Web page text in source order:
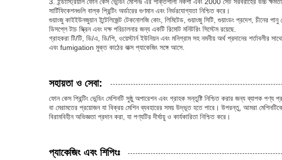
সার্টিফিকেশনগুলি বাল্ক প্রিন্টিং অর্ডারের গুণমান এবং নির্ভরযোগ্যতা নিশ্চিত করে।
গুয়াংজু কাইইউনজুয়ান ইন্টেলিজেন্ট টেকনোলজি কোং, লিমিটেড, গুয়াংজু সিটি, গুয়াংডং প্রদেশ, চীনের
ডিসপ্লে টাচ স্ক্রিন এবং দক্ষ পরিচালনার জন্য একটি রিমোট মনিটরিং সিস্টেম রয়েছে.
গ্রাহকরা টি/টি, ডি/এ, ডি/পি, ওয়েস্টার্ন ইউনিয়ন এবং মনিগ্রাম সহ নমনীয় অর্থ প্রদানের শর্তাবলীর
এবং fumigation মুক্ত কাঠের বাক্স প্যাকেজিং সঙ্গে আসে.
সহায়তা ও সেবা:
ফোন কেস প্রিন্টিং ভেন্ডিং মেশিনটি সুষ্ঠু অপারেশন এবং গ্রাহক সন্তুষ্টি নিশ্চিত করার জন্য ব্যাপক
বা মেরামতের প্রয়োজন যা বিক্রয় মেশিন ব্যবহারের সময় উদ্ভূত হতে পারে। উপরন্তু, আমরা
বিরামবিহীন অভিজ্ঞতা প্রদান করা, যা পণ্যটির দীর্ঘায়ু ও কার্যকারিতা নিশ্চিত করে।
প্যাকেজিং এবং শিপিংঃ